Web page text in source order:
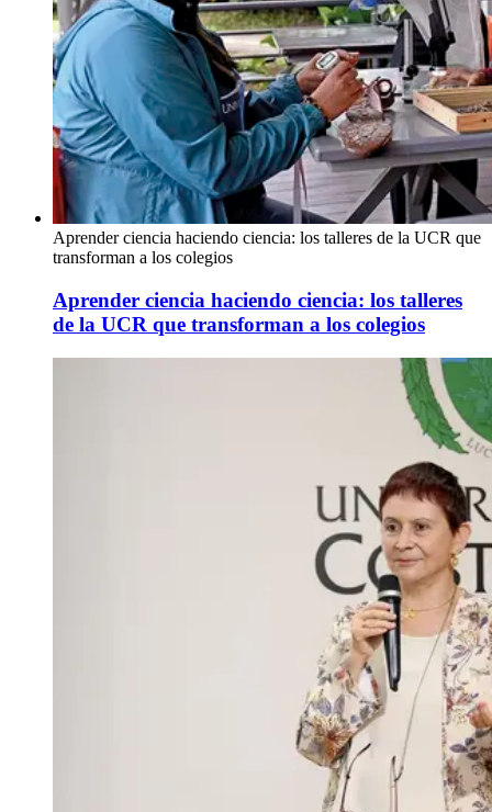
Aprender ciencia haciendo ciencia: los talleres de la UCR que
transforman a los colegios
Aprender ciencia haciendo ciencia: los talleres
de la UCR que transforman a los colegios